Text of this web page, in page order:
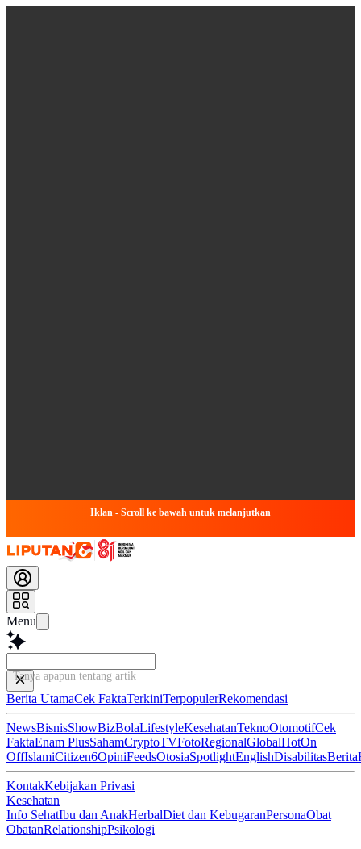
Iklan - Scroll ke bawah untuk melanjutkan
Menu
Tanya apapun tentang artikel ini...
Berita UtamaCek FaktaTerkiniTerpopulerRekomendasi
NewsBisnisShowBizBolaLifestyleKesehatanTeknoOtomotifCek
FaktaEnam PlusSahamCryptoTVFotoRegionalGlobalHotOn
OffIslamiCitizen6OpiniFeedsOtosiaSpotlightEnglishDisabilitasBerita
KontakKebijakan Privasi
Kesehatan
Info SehatIbu dan AnakHerbalDiet dan KebugaranPersonaObat
ObatanRelationshipPsikologi